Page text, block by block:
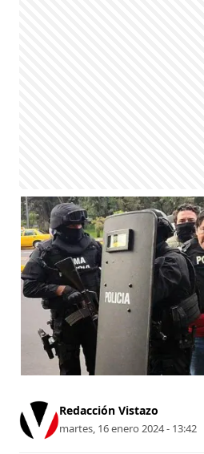
Redacción Vistazo
martes, 16 enero 2024 - 13:42